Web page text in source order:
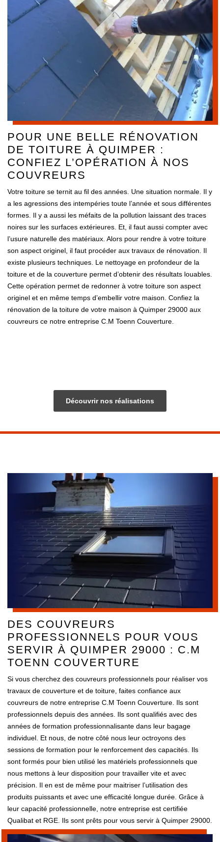
POUR UNE BELLE RÉNOVATION
DE TOITURE À QUIMPER :
CONFIEZ L’OPÉRATION À NOS
COUVREURS
Votre toiture se ternit au fil des années. Une situation normale. Il y
a les agressions des intempéries toute l’année et sous différentes
formes. Il y a aussi les méfaits de la pollution laissant des traces
noires sur les surfaces extérieures. Et, il faut aussi compter avec
l’usure naturelle des matériaux. Alors pour rendre à votre toiture
son aspect originel, il faut procéder aux travaux de rénovation. Il
existe plusieurs techniques. Le nettoyage en profondeur de la
toiture et de la couverture permet d’obtenir des résultats louables.
Cette opération permet de redonner à votre toiture son aspect
originel et en même temps d’embellir votre maison. Confiez la
rénovation de la toiture de votre maison à Quimper 29000 aux
couvreurs ce notre entreprise C.M Toenn Couverture.
Découvrir nos réalisations
DES COUVREURS
PROFESSIONNELS POUR VOUS
SERVIR À QUIMPER 29000 : C.M
TOENN COUVERTURE
Si vous cherchez des couvreurs professionnels pour réaliser vos
travaux de couverture et de toiture, faites confiance aux
couvreurs de notre entreprise C.M Toenn Couverture. Ils sont
professionnels depuis des années. Ils sont qualifiés avec des
années de formation professionnalisante dans leur bagage
individuel. Et nous, de notre côté nous leur octroyons des
sessions de formation pour le renforcement des capacités. Ils
sont formés pour bien utilisé les matériels professionnels que
nous mettons à leur disposition pour travailler vite et avec
précision. Il en est de même pour maitriser l’utilisation des
produits puissants et avec une efficacité longue durée. Grâce à
leur capacité professionnelle, notre entreprise est certifiée
Qualibat et RGE. Ils sont prêts pour vous servir à Quimper 29000.